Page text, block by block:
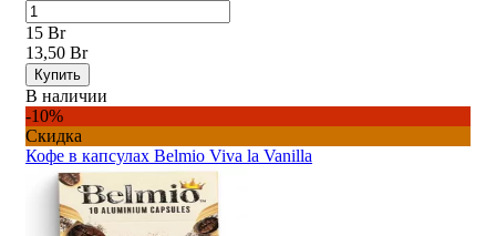
15 Br
13,50 Br
Купить
В наличии
-10%
Скидка
Кофе в капсулах Belmio Viva la Vanilla